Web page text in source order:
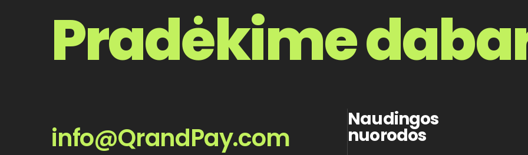
Pradėkime
info@QrandPay.com
Naudingos
nuorodos